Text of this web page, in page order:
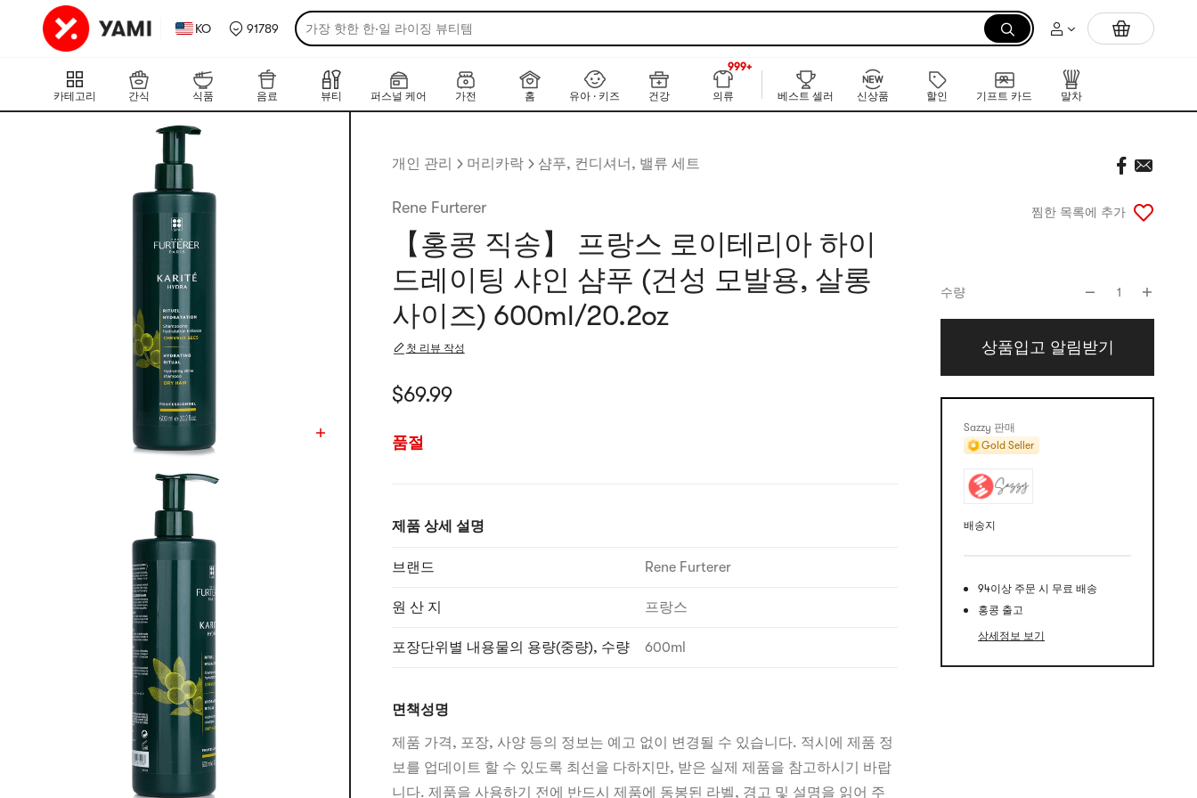
KO 91789 가장 핫한 한·일 라이징 뷰티템 먼저 만나는 K-뷰티 신작 라인업
카테고리 간식 식품 음료 뷰티 퍼스널 케어 가전 홈 유아 · 키즈 건강 의류
999+
NEW
999+
베스트 셀러 신상품 할인 기프트 카드 말차
개인 관리 머리카락 샴푸, 컨디셔너, 밸류 세트
Rene Furterer
【홍콩 직송】 프랑스 로이테리아 하이
드레이팅 샤인 샴푸 (건성 모발용, 살롱
사이즈) 600ml/20.2oz
첫 리뷰 작성
현재 가격: $69.99
$69.99
품절
제품 상세 설명
브랜드 Rene Furterer
원 산 지 프랑스
포장단위별 내용물의 용량(중량), 수량 600ml
면책성명
제품 가격, 포장, 사양 등의 정보는 예고 없이 변경될 수 있습니다. 적시에 제품 정
보를 업데이트 할 수 있도록 최선을 다하지만, 받은 실제 제품을 참고하시기 바랍
니다. 제품을 사용하기 전에 반드시 제품에 동봉된 라벨, 경고 및 설명을 읽어 주
찜한 목록에 추가
수량 1
상품입고 알림받기
Sazzy 판매
Gold Seller
배송지
94이상 주문 시 무료 배송
홍콩 출고
상세정보 보기